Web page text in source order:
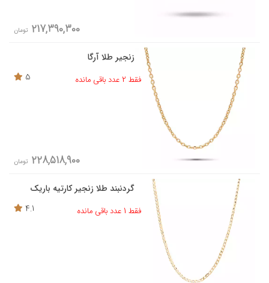
217,390,300 تومان
زنجیر طلا آرگا
فقط 2 عدد باقی مانده
5
228,518,900 تومان
گردنبند طلا زنجیر کارتیه باریک
فقط 1 عدد باقی مانده
4.1